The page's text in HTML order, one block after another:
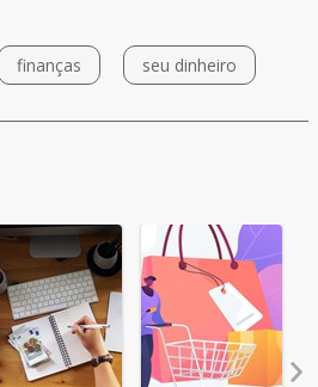
finanças seu dinheiro